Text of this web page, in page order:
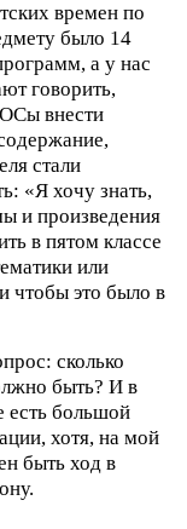
времен по
было 14
а у нас
говорить,
внести
стали
«Я хочу знать,
и произведения
в пятом классе
или
чтобы это было в
сколько
быть? И в
есть большой
хотя, на мой
быть ход в